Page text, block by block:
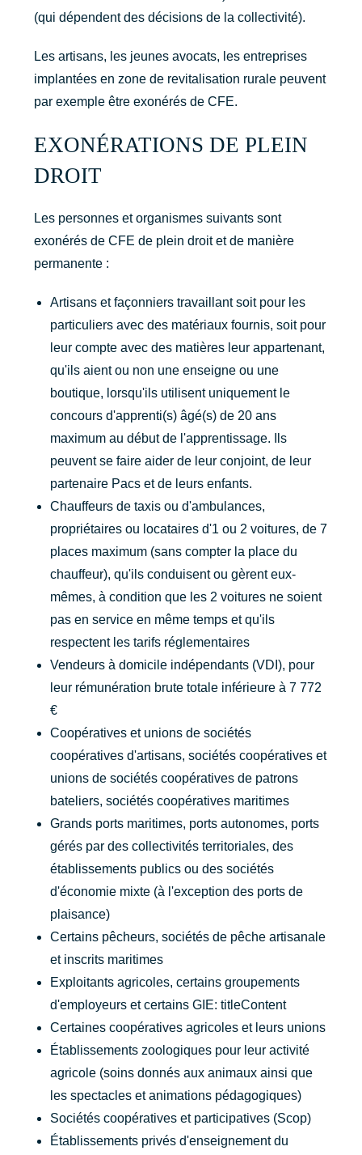
(qui dépendent des décisions de la collectivité).
Les artisans, les jeunes avocats, les entreprises
implantées en zone de revitalisation rurale peuvent
par exemple être exonérés de CFE.
EXONÉRATIONS DE PLEIN
DROIT
Les personnes et organismes suivants sont
exonérés de CFE de plein droit et de manière
permanente :
Artisans et façonniers travaillant soit pour les
particuliers avec des matériaux fournis, soit pour
leur compte avec des matières leur appartenant,
qu'ils aient ou non une enseigne ou une
boutique, lorsqu'ils utilisent uniquement le
concours d'apprenti(s) âgé(s) de 20 ans
maximum au début de l'apprentissage. Ils
peuvent se faire aider de leur conjoint, de leur
partenaire Pacs et de leurs enfants.
Chauffeurs de taxis ou d'ambulances,
propriétaires ou locataires d'1 ou 2 voitures, de 7
places maximum (sans compter la place du
chauffeur), qu'ils conduisent ou gèrent eux-
mêmes, à condition que les 2 voitures ne soient
pas en service en même temps et qu'ils
respectent les tarifs réglementaires
Vendeurs à domicile indépendants (VDI), pour
leur rémunération brute totale inférieure à 7 772
€
Coopératives et unions de sociétés
coopératives d'artisans, sociétés coopératives et
unions de sociétés coopératives de patrons
bateliers, sociétés coopératives maritimes
Grands ports maritimes, ports autonomes, ports
gérés par des collectivités territoriales, des
établissements publics ou des sociétés
d'économie mixte (à l'exception des ports de
plaisance)
Certains pêcheurs, sociétés de pêche artisanale
et inscrits maritimes
Exploitants agricoles, certains groupements
d'employeurs et certains GIE: titleContent
Certaines coopératives agricoles et leurs unions
Établissements zoologiques pour leur activité
agricole (soins donnés aux animaux ainsi que
les spectacles et animations pédagogiques)
Sociétés coopératives et participatives (Scop)
Établissements privés d'enseignement du